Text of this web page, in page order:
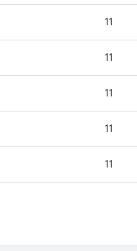
11
11
11
11
11